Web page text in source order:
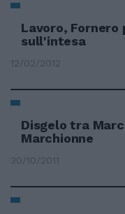
Lavoro, Fornero
sull'intesa
12/02/2012
Disgelo tra
Marchionne
30/10/2011